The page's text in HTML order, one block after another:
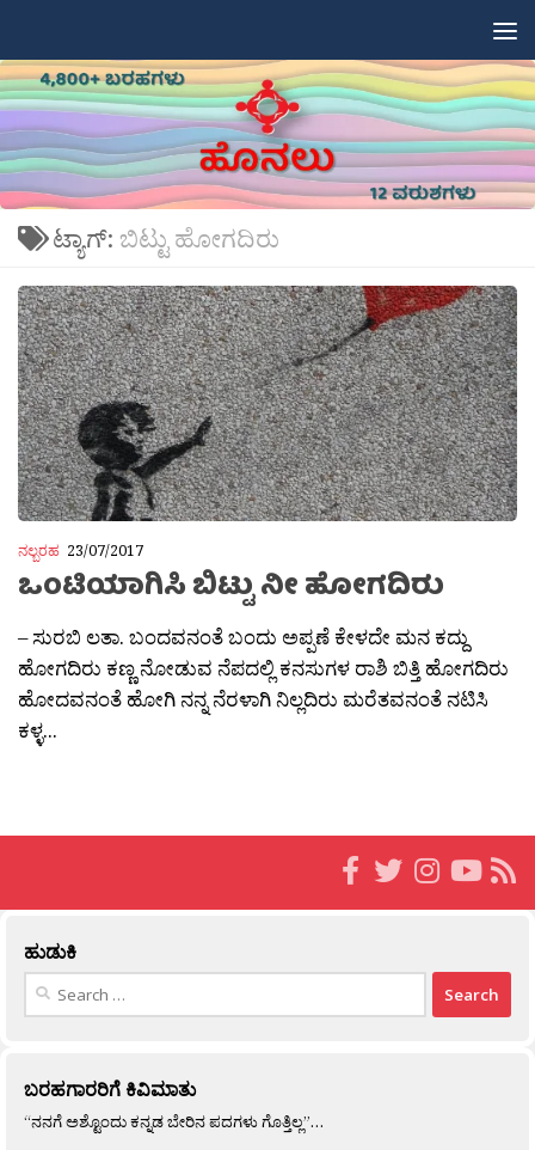
ಟ್ಯಾಗ್: ಬಿಟ್ಟು ಹೋಗದಿರು
ನಲ್ಬರಹ 23/07/2017
ಒಂಟಿಯಾಗಿಸಿ ಬಿಟ್ಟು ನೀ ಹೋಗದಿರು
– ಸುರಬಿ ಲತಾ. ಬಂದವನಂತೆ ಬಂದು ಅಪ್ಪಣೆ ಕೇಳದೇ ಮನ ಕದ್ದು
ಹೋಗದಿರು ಕಣ್ಣ ನೋಡುವ ನೆಪದಲ್ಲಿ ಕನಸುಗಳ ರಾಶಿ ಬಿತ್ತಿ ಹೋಗದಿರು
ಹೋದವನಂತೆ ಹೋಗಿ ನನ್ನ ನೆರಳಾಗಿ ನಿಲ್ಲದಿರು ಮರೆತವನಂತೆ ನಟಿಸಿ
ಕಳ್ಳ...
ಹುಡುಕಿ
Search
ಬರಹಗಾರರಿಗೆ ಕಿವಿಮಾತು
“ನನಗೆ ಅಶ್ಟೊಂದು ಕನ್ನಡ ಬೇರಿನ ಪದಗಳು ಗೊತ್ತಿಲ್ಲ”…